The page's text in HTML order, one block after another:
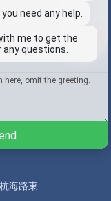
海路東
Wechat
Chat
need any help.
me to get the
questions.